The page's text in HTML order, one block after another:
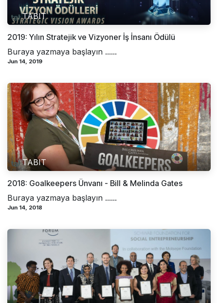
TABIT
2019: Yılın Stratejik ve Vizyoner İş İnsanı Ödülü
Buraya yazmaya başlayın ......
Jun 14, 2019
TABIT
2018: Goalkeepers Ünvanı - Bill & Melinda Gates
Buraya yazmaya başlayın ......
Jun 14, 2018